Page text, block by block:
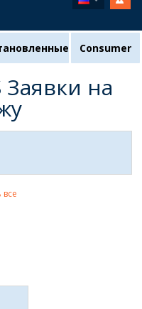
Consumer
Заявки на
все